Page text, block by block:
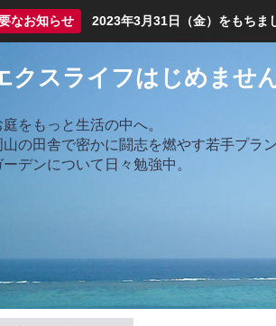
なお知らせ 2023年3月31日（金）をもちま
クスライフはじめませ
庭をもっと生活の中へ。
山の田舎で密かに闘志を燃やす若手プラ
ーデンについて日々勉強中。